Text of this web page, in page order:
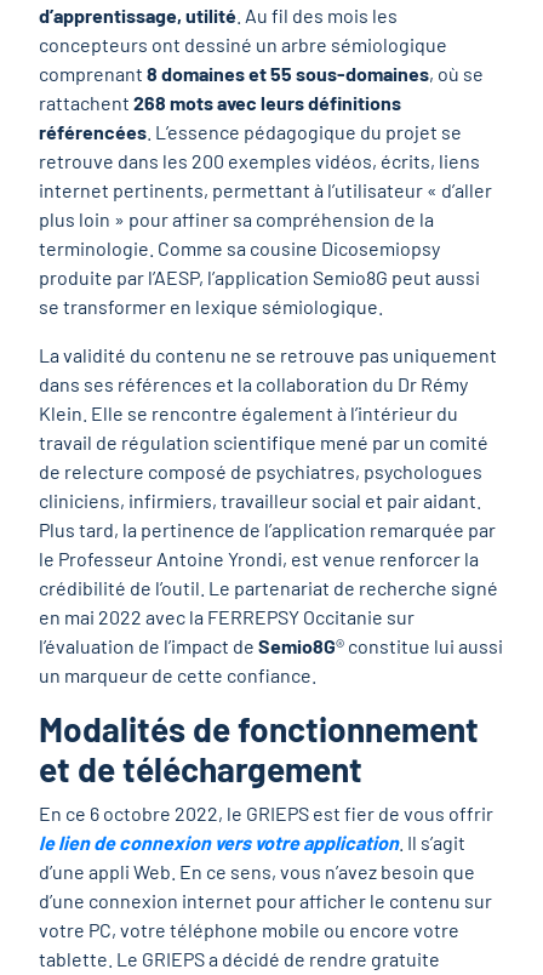
d’apprentissage, utilité . Au fil des mois les
concepteurs ont dessiné un arbre sémiologique
comprenant8 domaines et 55 sous-domaines, où se
rattachent 268 mots avec leurs définitions
référencées . L’essence pédagogique du projet se
retrouve dans les 200 exemples vidéos, écrits, liens
internet pertinents, permettant à l’utilisateur « d’aller
plus loin » pour affiner sa compréhension de la
terminologie. Comme sa cousine Dicosemiopsy
produite par l’AESP, l’application Semio8G peut aussi
se transformer en lexique sémiologique.
La validité du contenu ne se retrouve pas uniquement
dans ses références et la collaboration du Dr Rémy
Klein. Elle se rencontre également à l’intérieur du
travail de régulation scientifique mené par un comité
de relecture composé de psychiatres, psychologues
cliniciens, infirmiers, travailleur social et pair aidant.
Plus tard, la pertinence de l’application remarquée par
le Professeur Antoine Yrondi, est venue renforcer la
crédibilité de l’outil. Le partenariat de recherche signé
en mai 2022 avec la FERREPSY Occitanie sur
l’évaluation de l’impact deSemio8G® constitue lui aussi
un marqueur de cette confiance.
Modalités de fonctionnement
et de téléchargement
En ce 6 octobre 2022, le GRIEPS est fier de vous offrir
le lien de connexion vers votre application. Il s’agit
d’une appli Web. En ce sens, vous n’avez besoin que
d’une connexion internet pour afficher le contenu sur
votre PC, votre téléphone mobile ou encore votre
tablette. Le GRIEPS a décidé de rendre gratuite